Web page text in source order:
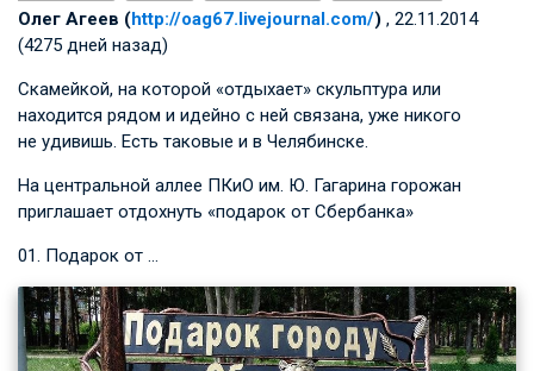
Олег Агеев (http://oag67.livejournal.com/) , 22.11.2014
(4275 дней назад)
Скамейкой, на которой «отдыхает» скульптура или
находится рядом и идейно с ней связана, уже никого
не удивишь. Есть таковые и в Челябинске.
На центральной аллее ПКиО им. Ю. Гагарина горожан
приглашает отдохнуть «подарок от Сбербанка»
01. Подарок от …